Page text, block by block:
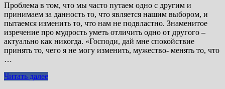
Проблема в том, что мы часто путаем одно с другим и
принимаем за данность то, что является нашим выбором, и
пытаемся изменить то, что нам не подвластно. Знаменитое
изречение про мудрость уметь отличить одно от другого –
актуально как никогда. «Господи, дай мне спокойствие
принять то, чего я не могу изменить, мужество- менять то, что
…
Читать далее